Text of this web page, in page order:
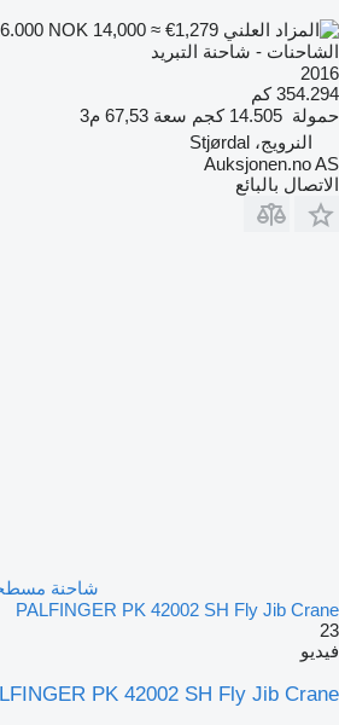
NOK 14,000 ≈ €1,279
الشاحنات - شاحنة التبريد
2016
354.294 كم
حمولة 14.505 كجم سعة 67,53 م3
النرويج، Stjørdal
Auksjonen.no AS
الاتصال بالبائع
PALFINGER PK 42002 SH Fly Jib Crane
23
فيديو
PK 42002 SH Fly Jib Crane